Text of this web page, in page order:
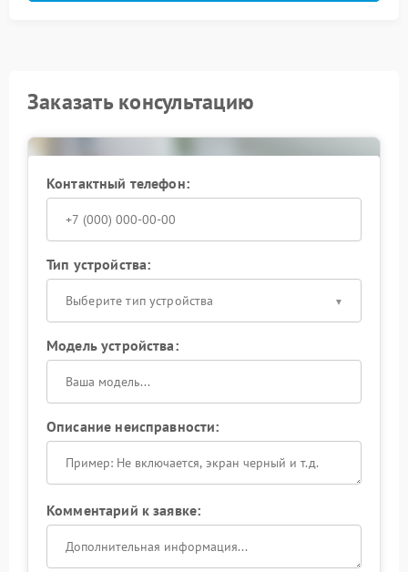
Заказать консультацию
Контактный телефон:
Тип устройства:
Выберите тип устройства
Модель устройства:
Описание неисправности:
Комментарий к заявке: